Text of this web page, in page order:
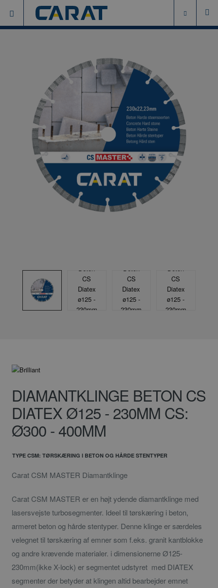
DIAMANTKLINGE BETON CS
DIATEX Ø125 - 230MM CS:
Ø300 - 400MM
TYPE CSM: TØRSKÆRING I BETON OG HÅRDE STENTYPER
Carat CSM MASTER Diamantklinge
Carat CSM MASTER er en højt ydende diamantklinge med
lasersvejste turbosegmenter. Ideel til tørskæring i beton,
armeret beton og hårde stentyper. Denne klinge er særdeles
velegnet til tørskæring af emner som f.eks. granit kantblokke
og andre krævende materialer. i dimensionerne Ø125-
230mm(ikke X-lock) er segmentet udstyret med DIATEX
segmenter der betyder at klingen altid bearbejder emnet